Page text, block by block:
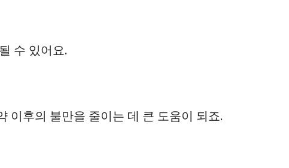
수 있어요.
이후의 불만을 줄이는 데 큰 도움이 되죠.